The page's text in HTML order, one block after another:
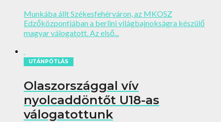
Munkába állt Székesfehérváron, az MKOSZ
Edzőközpontjában a berlini világbajnokságra készülő
magyar válogatott. Az első...
UTÁNPÓTLÁS
Olaszországgal vív
nyolcaddöntőt U18-as
válogatottunk